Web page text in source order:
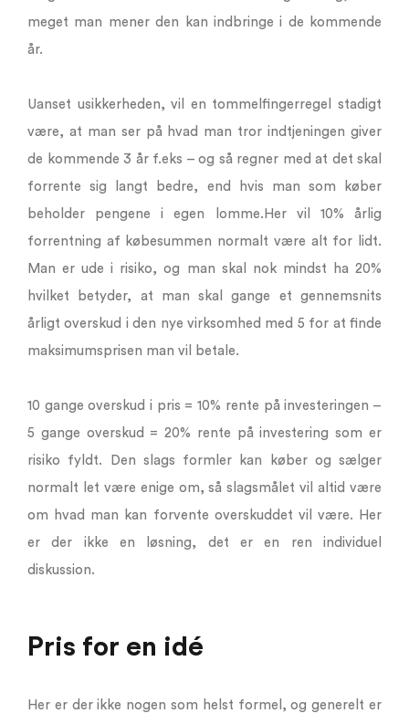
meget man mener den kan indbringe i de kommende
år.
Uanset usikkerheden, vil en tommelfingerregel stadigt
være, at man ser på hvad man tror indtjeningen giver
de kommende 3 år f.eks – og så regner med at det skal
forrente sig langt bedre, end hvis man som køber
beholder pengene i egen lomme.Her vil 10% årlig
forrentning af købesummen normalt være alt for lidt.
Man er ude i risiko, og man skal nok mindst ha 20%
hvilket betyder, at man skal gange et gennemsnits
årligt overskud i den nye virksomhed med 5 for at finde
maksimumsprisen man vil betale.
10 gange overskud i pris = 10% rente på investeringen –
5 gange overskud = 20% rente på investering som er
risiko fyldt. Den slags formler kan køber og sælger
normalt let være enige om, så slagsmålet vil altid være
om hvad man kan forvente overskuddet vil være. Her
er der ikke en løsning, det er en ren individuel
diskussion.
Pris for en idé
Her er der ikke nogen som helst formel, og generelt er